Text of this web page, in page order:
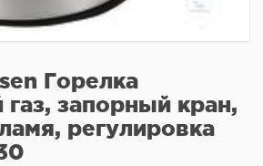
Горелка
запорный кран,
регулировка